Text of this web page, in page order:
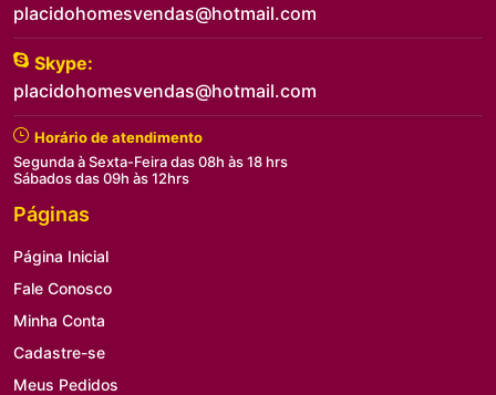
placidohomesvendas@hotmail.com
Skype:
placidohomesvendas@hotmail.com
Horário de atendimento
Segunda à Sexta-Feira das 08h às 18 hrs
Sábados das 09h às 12hrs
Páginas
Página Inicial
Fale Conosco
Minha Conta
Cadastre-se
Meus Pedidos